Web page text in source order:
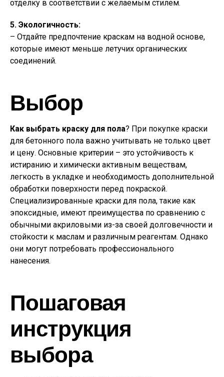
отделку в соответствии с желаемым стилем.
5. Экологичность:
– Отдайте предпочтение краскам на водной основе,
которые имеют меньше летучих органических
соединений.
Выбор
Как выбрать краску для пола? При покупке краски
для бетонного пола важно учитывать не только цвет
и цену. Основные критерии – это устойчивость к
истиранию и химически активным веществам,
легкость в укладке и необходимость дополнительной
обработки поверхности перед покраской.
Специализированные краски для пола, такие как
эпоксидные, имеют преимущества по сравнению с
обычными акриловыми из-за своей долговечности и
стойкости к маслам и различным реагентам. Однако
они могут потребовать профессионального
нанесения.
Пошаговая
инструкция
выбора